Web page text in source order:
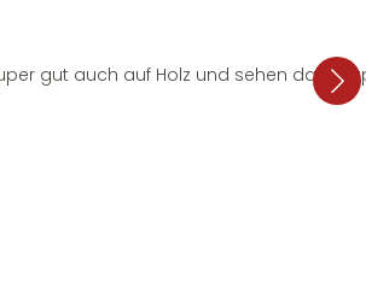
gut auch auf Holz und sehen dazu